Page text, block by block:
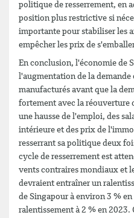
politique de resserrement, en
position plus restrictive si
importante pour stabiliser les
empêcher les prix de
En conclusion, l'économie de
l'augmentation de la
manufacturés avant que la
fortement avec la réouverture
une hausse de l'emploi, des
intérieure et des prix de
resserrant sa politique deux
cycle de resserrement est
vents contraires mondiaux et
devraient entraîner un
de Singapour à environ 3 %
ralentissement à 2 % en 2023.